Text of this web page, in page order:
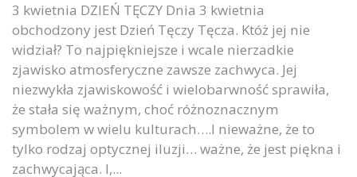
3 kwietnia DZIEŃ TĘCZY Dnia 3 kwietnia
obchodzony jest Dzień Tęczy Tęcza. Któż jej nie
widział? To najpiękniejsze i wcale nierzadkie
zjawisko atmosferyczne zawsze zachwyca. Jej
niezwykła zjawiskowość i wielobarwność sprawiła,
że stała się ważnym, choć różnoznacznym
symbolem w wielu kulturach….I nieważne, że to
tylko rodzaj optycznej iluzji… ważne, że jest piękna i
zachwycająca. I,...